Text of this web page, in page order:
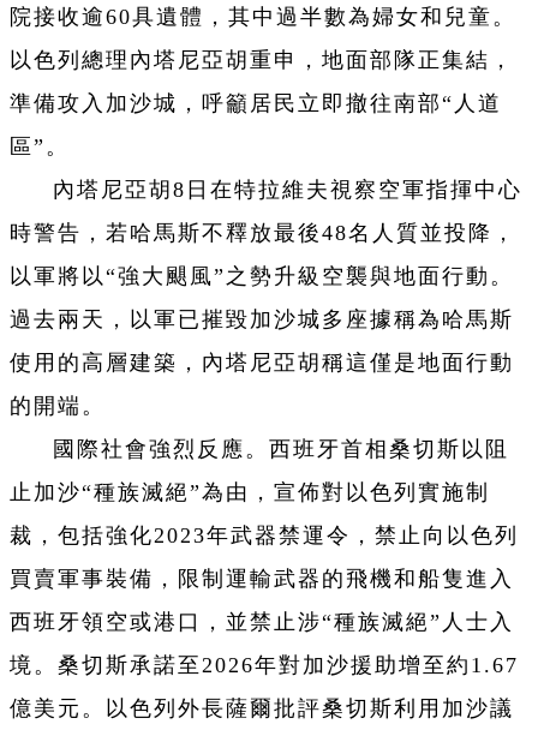
院接收逾60具遺體，其中過半數為婦女和兒童。
以色列總理內塔尼亞胡重申，地面部隊正集結，
準備攻入加沙城，呼籲居民立即撤往南部“人道
區”。
內塔尼亞胡8日在特拉維夫視察空軍指揮中心
時警告，若哈馬斯不釋放最後48名人質並投降，
以軍將以“強大颶風”之勢升級空襲與地面行動。
過去兩天，以軍已摧毀加沙城多座據稱為哈馬斯
使用的高層建築，內塔尼亞胡稱這僅是地面行動
的開端。
國際社會強烈反應。西班牙首相桑切斯以阻
止加沙“種族滅絕”為由，宣佈對以色列實施制
裁，包括強化2023年武器禁運令，禁止向以色列
買賣軍事裝備，限制運輸武器的飛機和船隻進入
西班牙領空或港口，並禁止涉“種族滅絕”人士入
境。桑切斯承諾至2026年對加沙援助增至約1.67
億美元。以色列外長薩爾批評桑切斯利用加沙議